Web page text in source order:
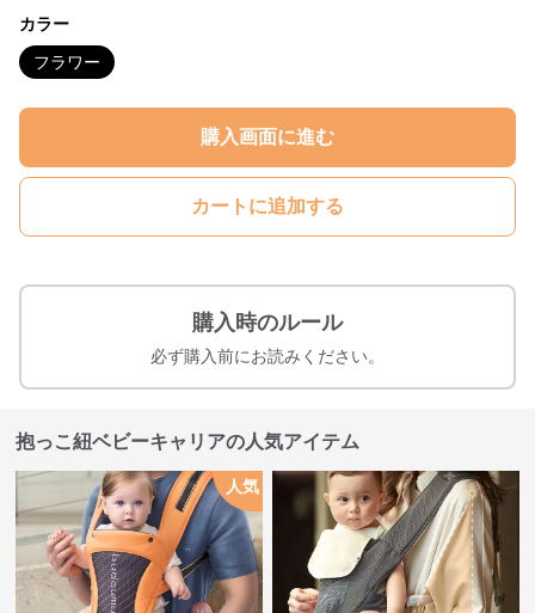
カラー
フラワー
購入画面に進む
カートに追加する
購入時のルール
必ず購入前にお読みください。
抱っこ紐ベビーキャリアの人気アイテム
人気